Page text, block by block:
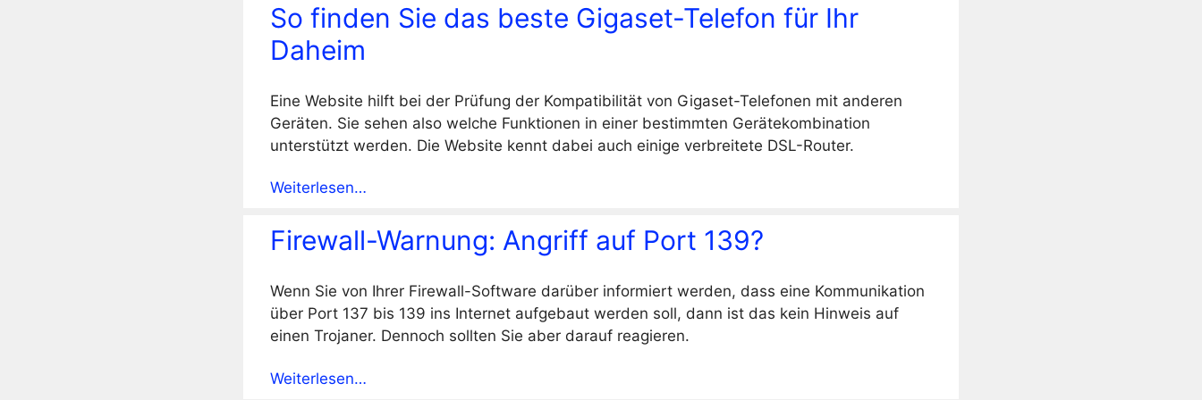
So finden Sie das beste Gigaset-Telefon für Ihr
Daheim
Eine Website hilft bei der Prüfung der Kompatibilität von Gigaset-Telefonen mit anderen
Geräten. Sie sehen also welche Funktionen in einer bestimmten Gerätekombination
unterstützt werden. Die Website kennt dabei auch einige verbreitete DSL-Router.
Weiterlesen…
Firewall-Warnung: Angriff auf Port 139?
Wenn Sie von Ihrer Firewall-Software darüber informiert werden, dass eine Kommunikation
über Port 137 bis 139 ins Internet aufgebaut werden soll, dann ist das kein Hinweis auf
einen Trojaner. Dennoch sollten Sie aber darauf reagieren.
Weiterlesen…